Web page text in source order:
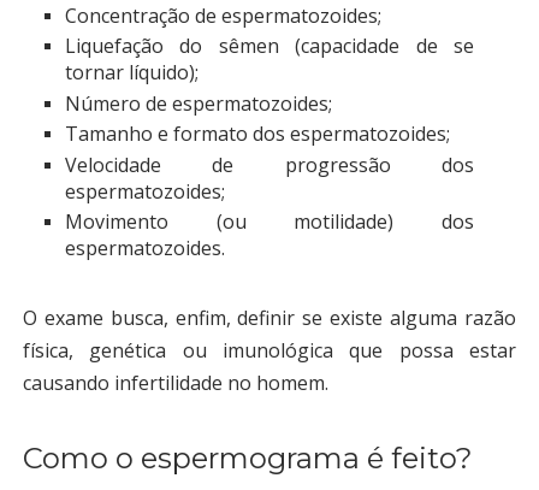
Concentração de espermatozoides;
Liquefação do sêmen (capacidade de se
tornar líquido);
Número de espermatozoides;
Tamanho e formato dos espermatozoides;
Velocidade de progressão dos
espermatozoides;
Movimento (ou motilidade) dos
espermatozoides.
O exame busca, enfim, definir se existe alguma razão
física, genética ou imunológica que possa estar
causando infertilidade no homem.
Como o espermograma é feito?